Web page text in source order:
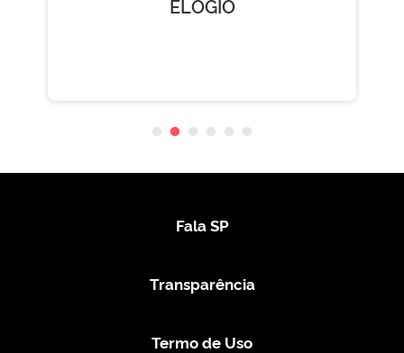
ELOGIO
Fala SP
Transparência
Termo de Uso